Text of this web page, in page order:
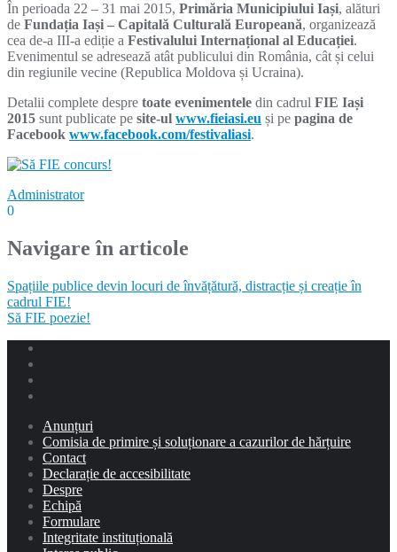
În perioada 22 – 31 mai 2015, Primăria Municipiului Iași, alături
de Fundația Iași – Capitală Culturală Europeană, organizează
cea de-a III-a ediție a Festivalului Internațional al Educației.
Evenimentul se adresează atât publicului din România, cât și celui
din regiunile vecine (Republica Moldova și Ucraina).
Detalii complete despre toate evenimentele din cadrul FIE Iași
2015 sunt publicate pe site-ul www.fieiasi.eu și pe pagina de
Facebook www.facebook.com/festivaliasi.
Administrator
0
Navigare în articole
Spațiile publice devin locuri de învățătură, distracție și creație în
cadrul FIE!
Să FIE poezie!
Anunțuri
Comisia de primire și soluționare a cazurilor de hărțuire
Contact
Declarație de accesibilitate
Despre
Echipă
Formulare
Integritate instituțională